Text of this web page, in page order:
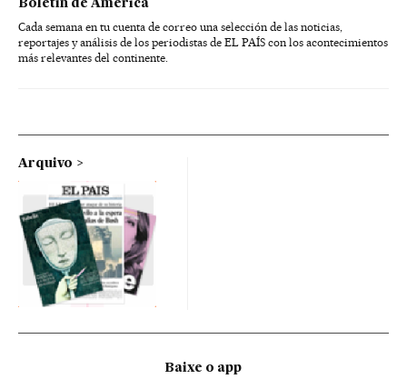
Boletín de América
Cada semana en tu cuenta de correo una selección de las noticias,
reportajes y análisis de los periodistas de EL PAÍS con los acontecimientos
más relevantes del continente.
Arquivo
Baixe o app